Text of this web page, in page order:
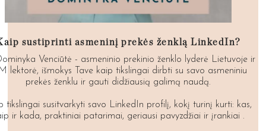
sustiprinti asmeninį prekės ženklą LinkedIn?
Venciūtė - asmeninio prekinio ženklo lyderė Lietuvoje ir
lektorė, išmokys Tave kaip tikslingai dirbti su savo asmeniniu
prekės ženklu ir gauti didžiausią galimą naudą.
tikslingai susitvarkyti savo LinkedIn profilį, kokį turinį kurti: kas,
ir kada, praktiniai patarimai, geriausi pavyzdžiai ir įrankiai .